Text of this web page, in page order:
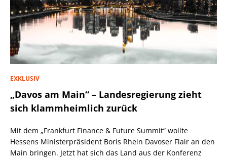
EXKLUSIV
„Davos am Main“ – Landesregierung zieht
sich klammheimlich zurück
Mit dem „Frankfurt Finance & Future Summit“ wollte
Hessens Ministerpräsident Boris Rhein Davoser Flair an den
Main bringen. Jetzt hat sich das Land aus der Konferenz